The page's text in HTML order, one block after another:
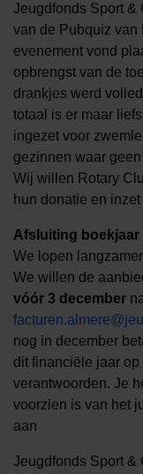
Jeugdfonds Sport &
van de Pubquiz van
evenement vond
opbrengst van de
drankjes werd
totaal is er maar
ingezet voor
gezinnen waar
Wij willen Rotary
hun donatie en
Afsluiting boekjaar
We lopen
We willen de
vóór 3 december
nog in december
dit financiële jaar
verantwoorden. Je
voorzien is van het
aan
Jeugdfonds Sport &